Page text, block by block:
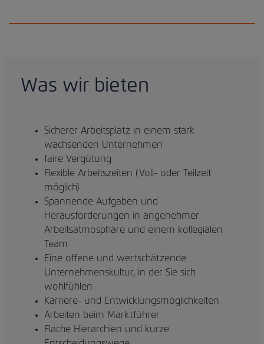
Was wir bieten
Sicherer Arbeitsplatz in einem stark
wachsenden Unternehmen
faire Vergütung
Flexible Arbeitszeiten (Voll- oder Teilzeit
möglich)
Spannende Aufgaben und
Herausforderungen in angenehmer
Arbeitsatmosphäre und einem kollegialen
Team
Eine offene und wertschätzende
Unternehmenskultur, in der Sie sich
wohlfühlen
Karriere- und Entwicklungsmöglichkeiten
Arbeiten beim Marktführer
Flache Hierarchien und kurze